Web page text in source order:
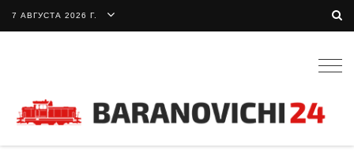
7 АВГУСТА 2026 Г.